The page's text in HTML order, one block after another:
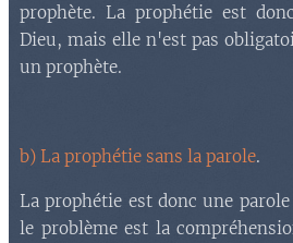
prophète. La prophétie est
Dieu, mais elle n'est pas
un prophète.
b) La prophétie sans la parole.
La prophétie est donc une
le problème est la